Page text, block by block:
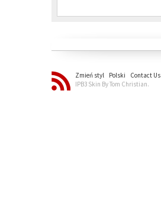
Zmień styl Polski Contact Us
IPB3 Skin By Tom Christian.